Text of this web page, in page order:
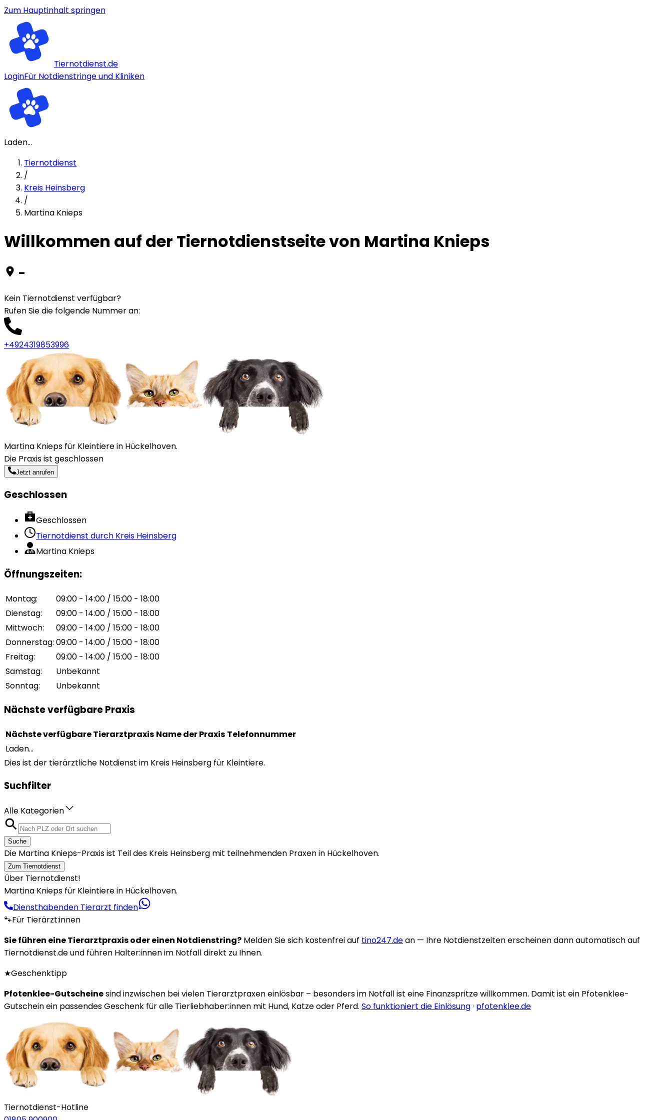
Zum Hauptinhalt springen
Tiernotdienst.de
LoginFür Notdienstringe und Kliniken
Laden...
Tiernotdienst
/
Kreis Heinsberg
/
Martina Knieps
Willkommen auf der Tiernotdienstseite von Martina Knieps
-
Kein Tiernotdienst verfügbar?
Rufen Sie die folgende Nummer an:
+4924319853996
Martina Knieps für Kleintiere in Hückelhoven.
Die Praxis ist geschlossen
Jetzt anrufen
Geschlossen
Geschlossen
Tiernotdienst durch Kreis Heinsberg
Martina Knieps
Öffnungszeiten:
Montag:
09:00 - 14:00 / 15:00 - 18:00
Dienstag:
09:00 - 14:00 / 15:00 - 18:00
Mittwoch:
09:00 - 14:00 / 15:00 - 18:00
Donnerstag: 09:00 - 14:00 / 15:00 - 18:00
Freitag:
09:00 - 14:00 / 15:00 - 18:00
Samstag:
Unbekannt
Sonntag: Unbekannt
Nächste verfügbare Praxis
Nächste verfügbare Tierarztpraxis Name der Praxis Telefonnummer
Laden...
Dies ist der tierärztliche Notdienst im Kreis Heinsberg für Kleintiere.
Suchfilter
Alle Kategorien
Suche
Die Martina Knieps-Praxis ist Teil des Kreis Heinsberg mit teilnehmenden Praxen in Hückelhoven.
Zum Tiernotdienst
Über Tiernotdienst!
Martina Knieps für Kleintiere in Hückelhoven.
Diensthabenden Tierarzt finden
🐾Für Tierärzt:innen
Sie führen eine Tierarztpraxis oder einen Notdienstring? Melden Sie sich kostenfrei auf tino247.dean — Ihre Notdienstzeiten erscheinen dann automatisch auf
Tiernotdienst.de und führen Halter:innen im Notfall direkt zu Ihnen.
★Geschenktipp
Pfotenklee-Gutscheinesind inzwischen bei vielen Tierarztpraxen einlösbar – besonders im Notfall ist eine Finanzspritze willkommen. Damit ist ein Pfotenklee-
Gutschein ein passendes Geschenk für alle Tierliebhaber:innen mit Hund, Katze oder Pferd. So funktioniert die Einlösung· pfotenklee.de
Tiernotdienst-Hotline